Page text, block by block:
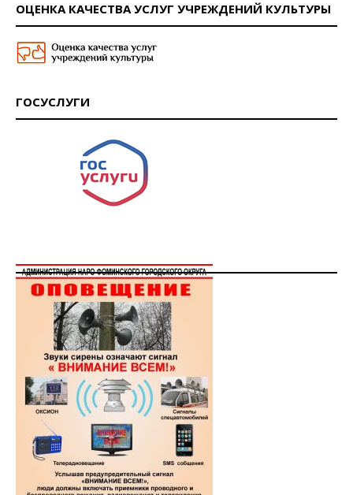
ОЦЕНКА КАЧЕСТВА УСЛУГ УЧРЕЖДЕНИЙ КУЛЬТУРЫ
ГОСУСЛУГИ